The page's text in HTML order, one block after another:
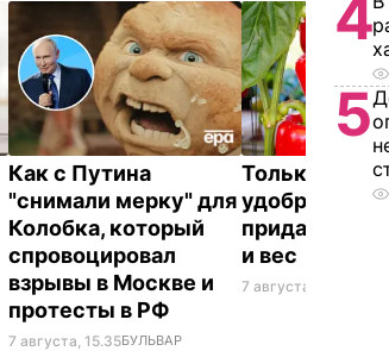
Как с Путина
"снимали мерку" для
Колобка, который
спровоцировал
взрывы в Москве и
протесты в РФ
7 августа, 15.35БУЛЬВАР
Только такие
удобрения в
придадут
и вес
7 августа, 15.24
4
5